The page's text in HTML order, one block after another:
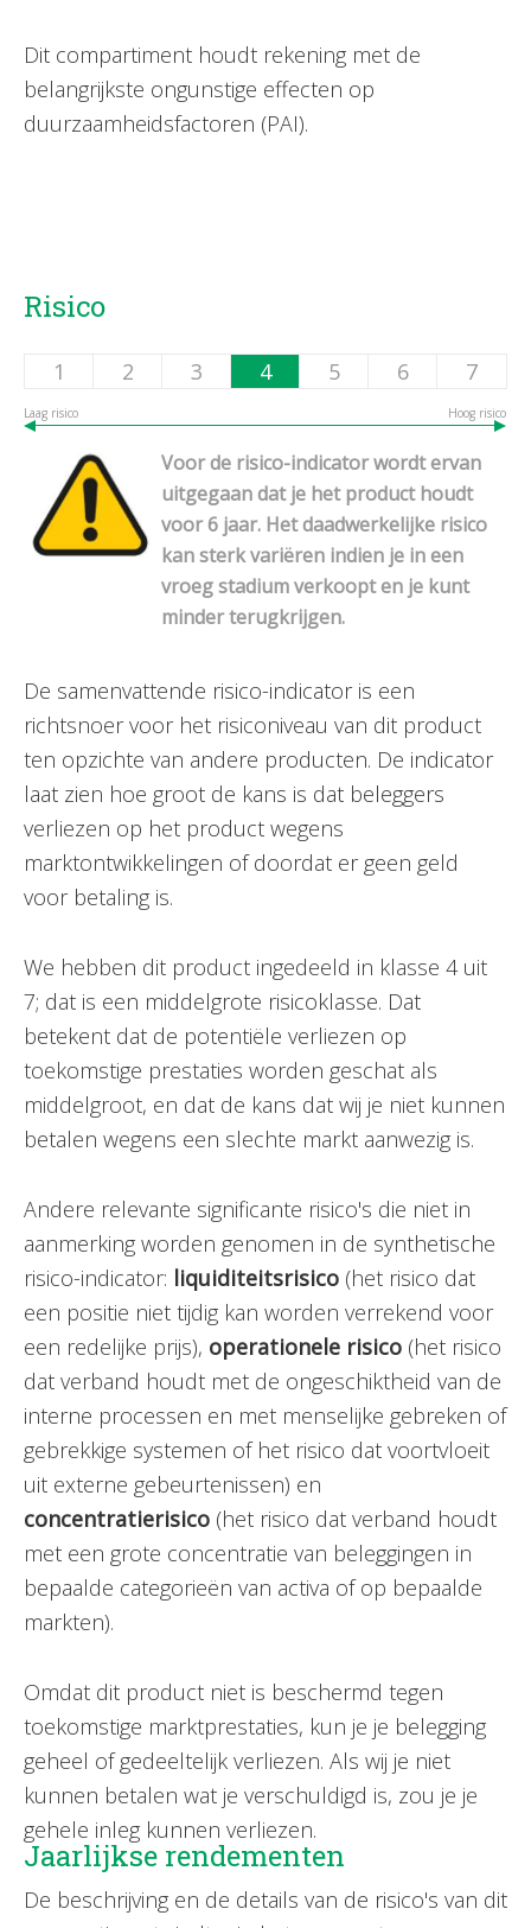
Dit compartiment houdt rekening met de
belangrijkste ongunstige effecten op
duurzaamheidsfactoren (PAI).
Risico
1 2 3 4 5 6 7
Laag risico Hoog risico
Voor de risico-indicator wordt ervan
uitgegaan dat je het product houdt
voor 6 jaar. Het daadwerkelijke risico
kan sterk variëren indien je in een
vroeg stadium verkoopt en je kunt
minder terugkrijgen.
De samenvattende risico-indicator is een
richtsnoer voor het risiconiveau van dit product
ten opzichte van andere producten. De indicator
laat zien hoe groot de kans is dat beleggers
verliezen op het product wegens
marktontwikkelingen of doordat er geen geld
voor betaling is.
We hebben dit product ingedeeld in klasse 4 uit
7; dat is een middelgrote risicoklasse. Dat
betekent dat de potentiële verliezen op
toekomstige prestaties worden geschat als
middelgroot, en dat de kans dat wij je niet kunnen
betalen wegens een slechte markt aanwezig is.
Andere relevante significante risico's die niet in
aanmerking worden genomen in de synthetische
risico-indicator: liquiditeitsrisico (het risico dat
een positie niet tijdig kan worden verrekend voor
een redelijke prijs), operationele risico (het risico
dat verband houdt met de ongeschiktheid van de
interne processen en met menselijke gebreken of
gebrekkige systemen of het risico dat voortvloeit
uit externe gebeurtenissen) en
concentratierisico (het risico dat verband houdt
met een grote concentratie van beleggingen in
bepaalde categorieën van activa of op bepaalde
markten).
Omdat dit product niet is beschermd tegen
toekomstige marktprestaties, kun je je belegging
geheel of gedeeltelijk verliezen. Als wij je niet
kunnen betalen wat je verschuldigd is, zou je je
gehele inleg kunnen verliezen.
De beschrijving en de details van de risico's van dit
Jaarlijkse rendementen